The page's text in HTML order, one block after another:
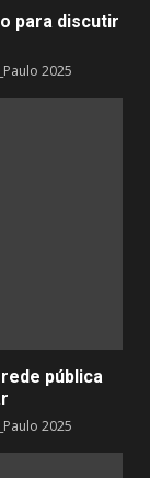
para discutir
2025
pública
2025